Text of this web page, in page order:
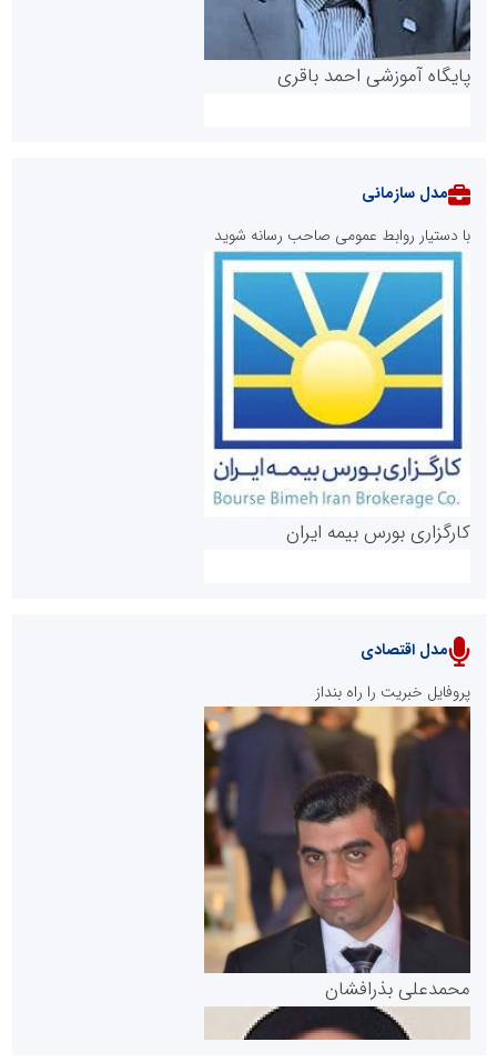
پایگاه آموزشی احمد باقری
روابط عمومی خبرگزاری گزارش خبر
پایگاه خبری نهضت ملی مسکن
پایگاه خبری گفتمان یزد
مدل سازمانی
با دستیار روابط عمومی صاحب رسانه شوید
کارگزاری بورس بیمه ایران
سازمان بورس و اوراق بهادار
مرجع اخبار موثق در بازارسرمایه
مدل اقتصادی
پروفایل خبریت را راه بنداز
محمدعلی بذرافشان